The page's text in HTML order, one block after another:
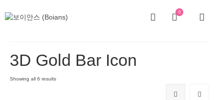
0
3D Gold Bar Icon
Showing all 6 results